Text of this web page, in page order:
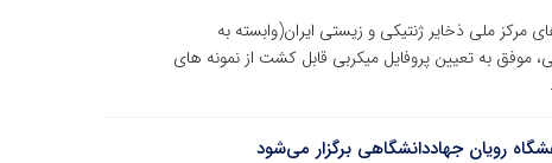
ملی ذخایر ژنتیکی و زیستی ایران(وابسته به
موفق به تعیین پروفایل میکربی قابل کشت از نمونه های
رویان جهاددانشگاهی برگزار می‌شود